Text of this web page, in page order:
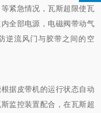
紧急情况，瓦斯超限使瓦
全部电源，电磁阀带动气
逆流风门与胶带之间的空
据皮带机的运行状态自动
监控装置配合，在瓦斯超